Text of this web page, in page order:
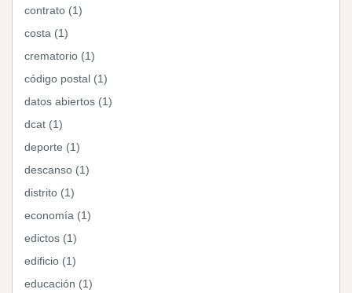
contrato (1)
costa (1)
crematorio (1)
código postal (1)
datos abiertos (1)
dcat (1)
deporte (1)
descanso (1)
distrito (1)
economía (1)
edictos (1)
edificio (1)
educación (1)